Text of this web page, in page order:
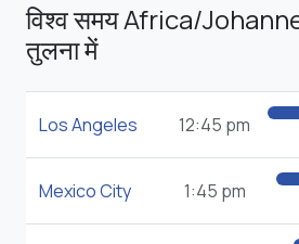
विश्व समय Africa/
तुलना में
Los Angeles 12:45 pm
Mexico City 1:45 pm